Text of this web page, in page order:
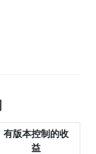
有版本控制的收
益